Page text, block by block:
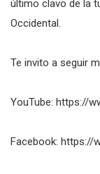
último clavo de la
Occidental.
Te invito a seguir
YouTube: https://
Facebook: https://